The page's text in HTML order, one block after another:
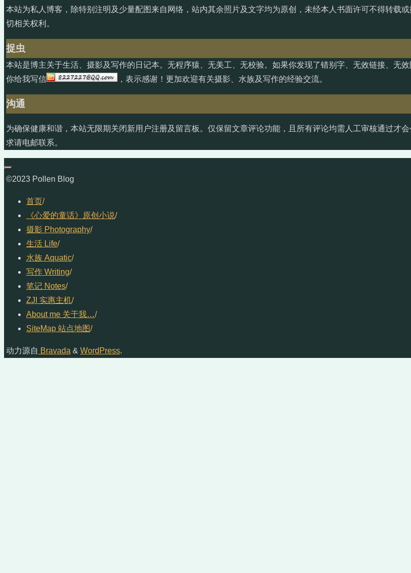
本站为私人博客，除特别注明及少量配图来自网络，站内其余照片及文字均为原创，未经本人书面许可不得转载
切相关权利。
捉虫
本站是博主关于生活、摄影及写作的日记本。无程序猿、无美工、无校验。如果你发现了错别字、无效链接、无
你给我写信
，表示感谢！更加欢迎有关摄影、水族及写作的经验交流。
沟通
为确保健康和谐，本站无限期关闭新用户注册及留言板。仅保留文章评论功能，且所有评论均需人工审核通过才
求请电邮联系。
©2023 Pollen Blog
首页/
《心爱的童话》原创小说/
摄影 Photography/
生活 Life/
水族 Aquatic/
写作 Writing/
笔记 Notes/
ZJI 实惠主机/
About me 关于我…/
SiteMap 站点地图/
动力源自 Bravada & WordPress.